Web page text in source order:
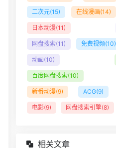
二次元(15) 在线漫画(14)
日本动漫(11)
网盘搜索(11) 免费视频(10)
动画(10)
百度网盘搜索(10)
新番动漫(9) ACG(9)
电影(9) 网盘搜索引擎(8)
相关文章